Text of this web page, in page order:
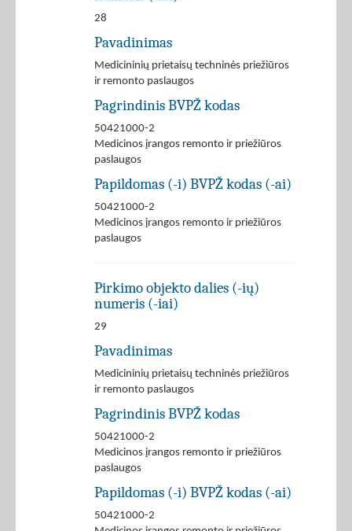
28
Pavadinimas
Medicininių prietaisų techninės priežiūros
ir remonto paslaugos
Pagrindinis BVPŽ kodas
50421000-2
Medicinos įrangos remonto ir priežiūros
paslaugos
Papildomas (-i) BVPŽ kodas (-ai)
50421000-2
Medicinos įrangos remonto ir priežiūros
paslaugos
Pirkimo objekto dalies (-ių)
numeris (-iai)
29
Pavadinimas
Medicininių prietaisų techninės priežiūros
ir remonto paslaugos
Pagrindinis BVPŽ kodas
50421000-2
Medicinos įrangos remonto ir priežiūros
paslaugos
Papildomas (-i) BVPŽ kodas (-ai)
50421000-2